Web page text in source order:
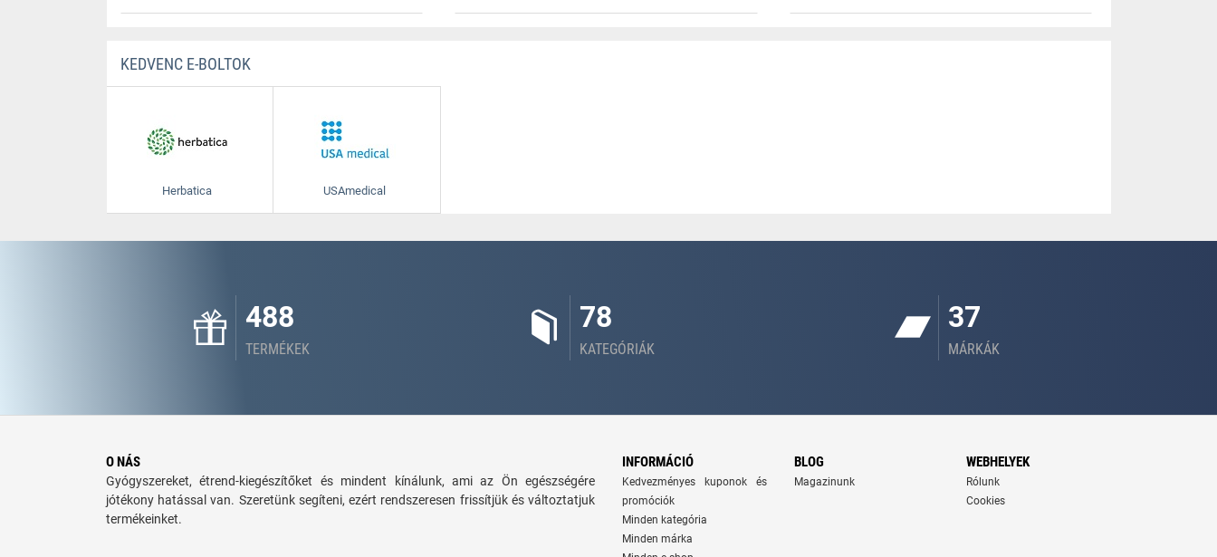
KEDVENC E-BOLTOK
Herbatica USAmedical
488
TERMÉKEK
78
KATEGÓRIÁK
37
MÁRKÁK
O NÁS
Gyógyszereket, étrend-kiegészítőket és mindent kínálunk, ami az Ön egészségére
jótékony hatással van. Szeretünk segíteni, ezért rendszeresen frissítjük és változtatjuk
termékeinket.
INFORMÁCIÓ
Kedvezményes kuponok és
promóciók
Minden kategória
Minden márka
BLOG
Magazinunk
WEBHELYEK
Rólunk
Cookies